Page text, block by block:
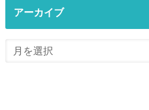
アーカイブ